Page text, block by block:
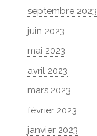
septembre 2023
juin 2023
mai 2023
avril 2023
mars 2023
février 2023
janvier 2023